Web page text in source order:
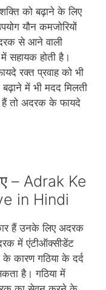
को बढ़ाने के लिए
यौन कमजोरियों
से आने वाली
सहायक होती है।
रक्‍त प्रवाह को भी
में भी मदद मिलती
हैं तो अदरक के फायदे
– Adrak Ke
in Hindi
हैं उनके लिए अदरक
में एंटीऑक्‍सीडेंट
कारण गठिया के दर्द
है। गठिया में